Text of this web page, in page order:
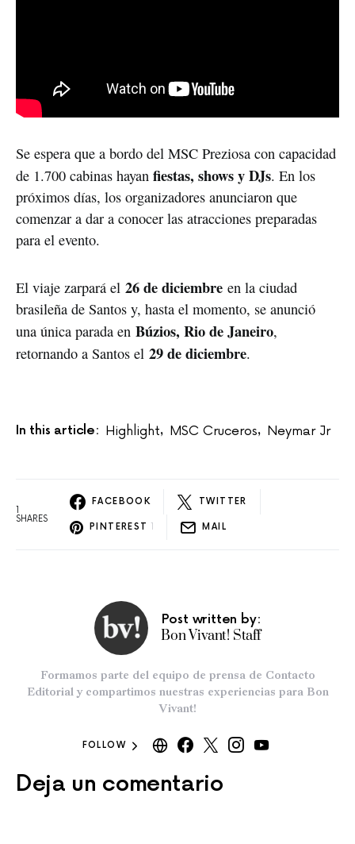
Se espera que a bordo del MSC Preziosa con capacidad
de 1.700 cabinas hayan fiestas, shows y DJs. En los
próximos días, los organizadores anunciaron que
comenzar a dar a conocer las atracciones preparadas
para el evento.
El viaje zarpará el 26 de diciembre en la ciudad
brasileña de Santos y, hasta el momento, se anunció
una única parada en Búzios, Rio de Janeiro,
retornando a Santos el 29 de diciembre.
In this article: Highlight, MSC Cruceros, Neymar Jr
1
SHARES
FACEBOOK TWITTER
PINTEREST 1 MAIL
Post written by:
Bon Vivant! Staff
Formamos parte del equipo de prensa de Contacto
Editorial y compartimos nuestras experiencias para Bon
Vivant!
FOLLOW
Deja un comentario